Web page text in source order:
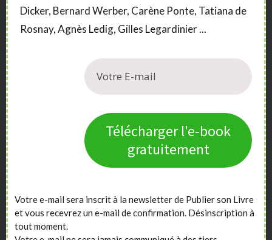
A tout de suite =>
Lire les meilleurs articles|Nos Formations|
Nous contacter
Sidebar
Vous aimeriez vendre plus de livres ?
Vous souhaitez publier un livre ?
Dicker, Bernard Werber, Carène Ponte, Tatiana de
Rosnay, Agnès Ledig, Gilles Legardinier ...
Télécharger l'e-book
gratuitement
Votre e-mail sera inscrit à la newsletter de Publier son Livre
et vous recevrez un e-mail de confirmation. Désinscription à
tout moment.